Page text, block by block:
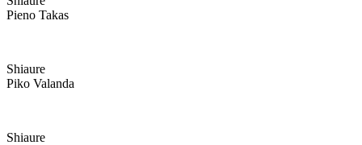
Pieno Takas
Shiaure
Piko Valanda
Shiaure